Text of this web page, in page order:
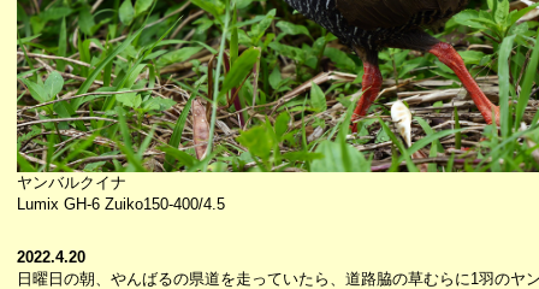
ヤンバルクイナ
Lumix GH-6 Zuiko150-400/4.5
2022.4.20
日曜日の朝、やんばるの県道を走っていたら、道路脇の草むらに1羽のヤ